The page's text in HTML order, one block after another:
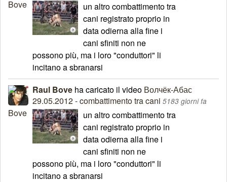
un altro combattimento tra
cani registrato proprio in
data odierna alla fine i
cani sfiniti non ne
possono più, ma i loro "conduttori" li
incitano a sbranarsi
Raul Bove ha caricato il video Волчёк-Абас
29.05.2012 - combattimento tra cani 5183 giorni fa
un altro combattimento tra
cani registrato proprio in
data odierna alla fine i
cani sfiniti non ne
possono più, ma i loro "conduttori" li
incitano a sbranarsi